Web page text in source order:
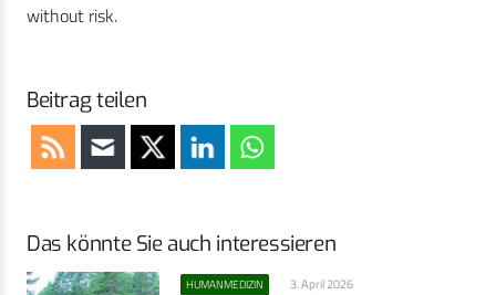
without risk.
Beitrag teilen
Das könnte Sie auch interessieren
HUMANMEDIZIN 3. April 2026